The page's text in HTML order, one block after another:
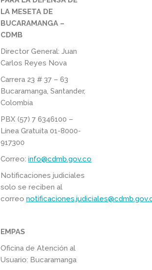
LA MESETA DE
BUCARAMANGA –
CDMB
Director General: Juan
Carlos Reyes Nova​
Carrera 23 # 37 – 63
Bucaramanga, Santander,
Colombia
PBX (57) 7 6346100 –
Línea Gratuita 01-8000-
917300
Correo: info@cdmb.gov.co
Notificaciones judiciales
solo se reciben al
correo
EMPAS
Oficina de Atención al
Usuario: Bucaramanga